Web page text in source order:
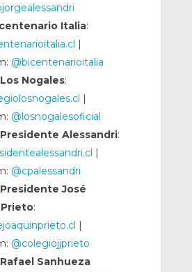
Italia:
|
@bicentenarioitalia
Nogales:
|
@losnogalesoficial
Alessandri:
|
@cpalessandri
José
:
|
@colegiojjprieto
Sanhueza